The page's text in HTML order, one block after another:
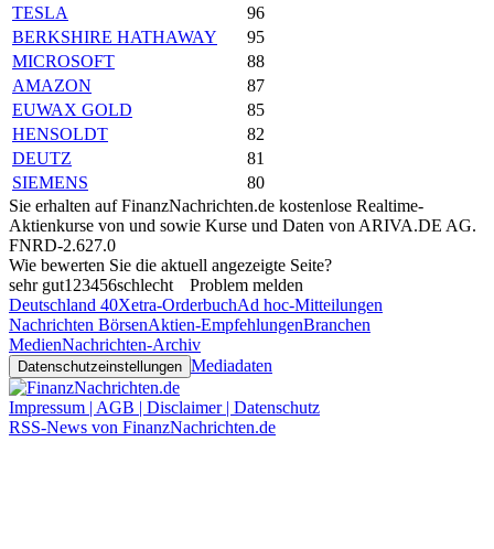
TESLA
96
BERKSHIRE HATHAWAY
95
MICROSOFT
88
AMAZON
87
EUWAX GOLD
85
HENSOLDT
82
DEUTZ
81
SIEMENS
80
Sie erhalten auf FinanzNachrichten.de kostenlose Realtime-
Aktienkurse von und sowie Kurse und Daten von ARIVA.DE AG.
FNRD-2.627.0
Wie bewerten Sie die aktuell angezeigte Seite?
sehr gut1 23456schlecht
Problem melden
Deutschland 40Xetra-OrderbuchAd hoc-Mitteilungen
Nachrichten BörsenAktien-EmpfehlungenBranchen
MedienNachrichten-Archiv
Datenschutzeinstellungen Mediadaten
Impressum | AGB | Disclaimer | Datenschutz
RSS-News von FinanzNachrichten.de